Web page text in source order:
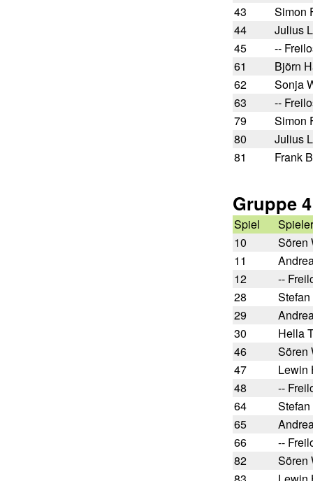
43
Simon
44
Julius
45
--
61
Björn
62
Sonja
63
--
79
Simon
80
Julius
81
Frank
Gruppe 4
Spiel
10
Sören
11
12
--
28
29
30
Hella
46
Sören
47
Lewin
48
--
64
65
66
--
82
Sören